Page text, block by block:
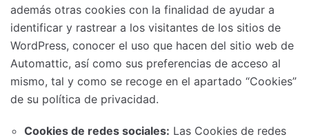
además otras cookies con la finalidad de ayudar a
identificar y rastrear a los visitantes de los sitios de
WordPress, conocer el uso que hacen del sitio web de
Automattic, así como sus preferencias de acceso al
mismo, tal y como se recoge en el apartado “Cookies”
de su política de privacidad.
Cookies de redes sociales: Las Cookies de redes